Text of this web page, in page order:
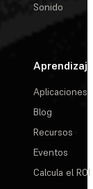
Sonido
Aprendizaje
Aplicaciones
Blog
Recursos
Eventos
Calcula el ROI